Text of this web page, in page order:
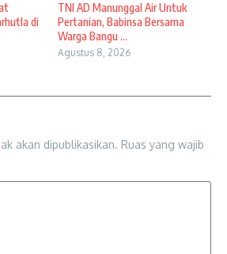
di
TNI AD Manunggal Air Untuk
Pertanian, Babinsa Bersama
Warga Bangu ...
Agustus 8, 2026
akan dipublikasikan. Ruas yang wajib